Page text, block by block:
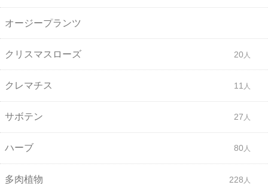
オージープランツ
クリスマスローズ 20
クレマチス 11
サボテン 27
ハーブ 80
多肉植物 228